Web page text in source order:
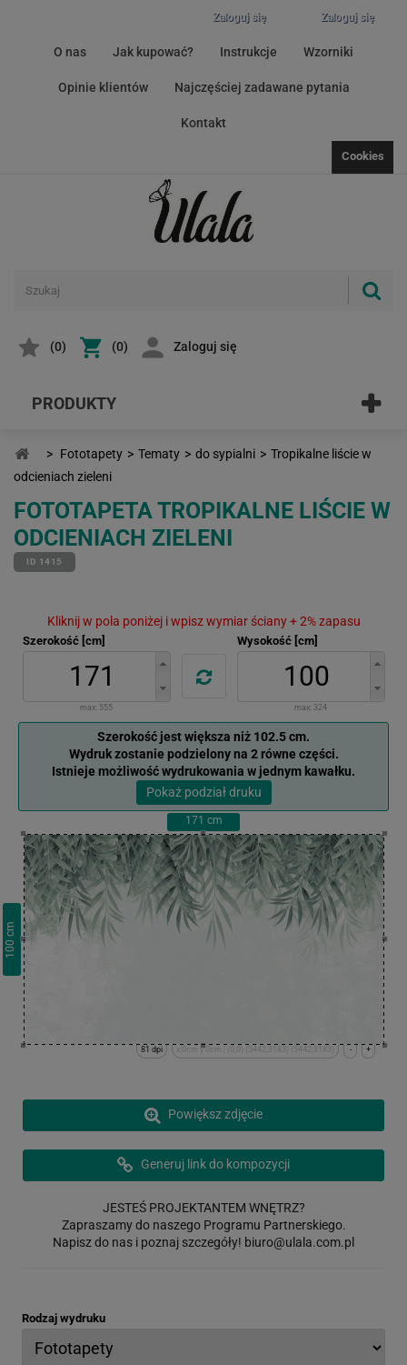
Zaloguj się
Zaloguj się
O nas Jak kupować? Instrukcje Wzorniki
Opinie klientów Najczęściej zadawane pytania
Kontakt
Cookies
(0) (0) Zaloguj się
PRODUKTY
> Fototapety > Tematy > do sypialni > Tropikalne liście w
odcieniach zieleni
FOTOTAPETA TROPIKALNE LIŚCIE W
ODCIENIACH ZIELENI
ID 1415
Kliknij w pola poniżej i wpisz wymiar ściany + 2% zapasu
Szerokość [cm]
max: 555
Wysokość [cm]
max: 324
Szerokość jest większa niż 102.5 cm.
Wydruk zostanie podzielony na 2 równe części.
Istnieje możliwość wydrukowania w jednym kawałku.
Pokaż podział druku
171 cm
100
cm
+
-
x:0cm y:0cm | (0,0) (5442,3183) (5442,3183)
81 dpi
Powiększ zdjęcie
Generuj link do kompozycji
JESTEŚ PROJEKTANTEM WNĘTRZ?
Zapraszamy do naszego Programu Partnerskiego.
Napisz do nas i poznaj szczegóły! biuro@ulala.com.pl
Rodzaj wydruku